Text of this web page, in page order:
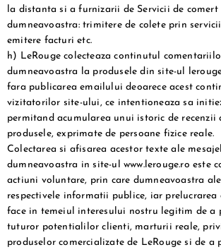
la distanta si a furnizarii de Servicii de comert
dumneavoastra: trimitere de colete prin
emitere facturi etc.
h) LeRouge colecteaza continutul
dumneavoastra la produsele din site-ul
fara publicarea emailului deoarece acest
vizitatorilor site-ului, ce intentioneaza sa
permitand acumularea unui istoric de recenzii
produsele, exprimate de persoane fizice reale.
Colectarea si afisarea acestor texte ale
dumneavoastra in site-ul www.lerouge.ro este
actiuni voluntare, prin care dumneavoastra
respectivele informatii publice, iar prelucrarea
face in temeiul interesului nostru legitim de a
tuturor potentialilor clienti, marturii reale,
produselor comercializate de LeRouge si de a